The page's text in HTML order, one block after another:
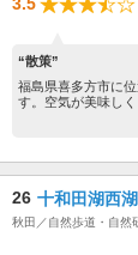
“散策”
福島県喜多方市に
す。空気が美味しく
26 十和田湖西
秋田／自然歩道・自然